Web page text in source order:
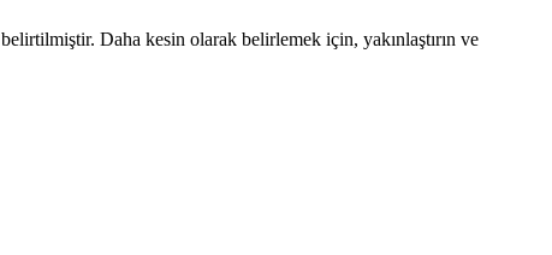
Daha kesin olarak belirlemek için, yakınlaştırın ve